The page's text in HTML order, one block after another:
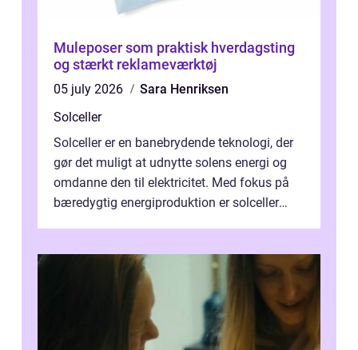
Muleposer som praktisk hverdagsting
og stærkt reklameværktøj
05 july 2026
Sara Henriksen
Solceller
Solceller er en banebrydende teknologi, der
gør det muligt at udnytte solens energi og
omdanne den til elektricitet. Med fokus på
bæredygtig energiproduktion er solceller